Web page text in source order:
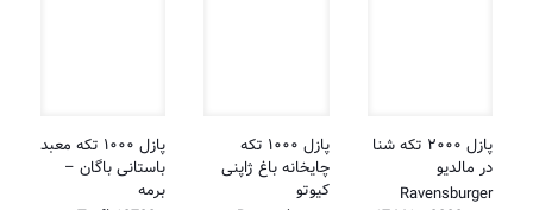
پازل ۲۰۰۰ تکه شنا
در مالدیو
Ravensburger
پازل ۱۰۰۰ تکه
چایخانه باغ ژاپنی
کیوتو
پازل ۱۰۰۰ تکه معبد
باستانی باگان –
برمه